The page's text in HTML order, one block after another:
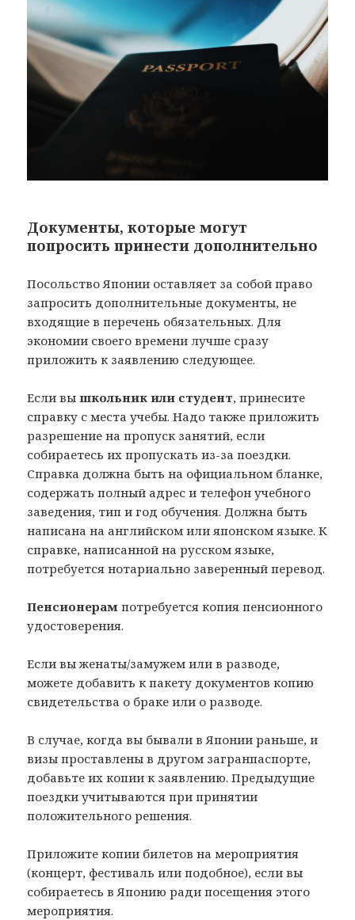
Документы, которые могут
попросить принести дополнительно
Посольство Японии оставляет за собой право
запросить дополнительные документы, не
входящие в перечень обязательных. Для
экономии своего времени лучше сразу
приложить к заявлению следующее.
Если вышкольник или студент, принесите
справку с места учебы. Надо также приложить
разрешение на пропуск занятий, если
собираетесь их пропускать из-за поездки.
Справка должна быть на официальном бланке,
содержать полный адрес и телефон учебного
заведения, тип и год обучения. Должна быть
написана на английском или японском языке. К
справке, написанной на русском языке,
потребуется нотариально заверенный перевод.
Пенсионерам потребуется копия пенсионного
удостоверения.
Если вы женаты/замужем или в разводе,
можете добавить к пакету документов копию
свидетельства о браке или о разводе.
В случае, когда вы бывали в Японии раньше, и
визы проставлены в другом загранпаспорте,
добавьте их копии к заявлению. Предыдущие
поездки учитываются при принятии
положительного решения.
Приложите копии билетов на мероприятия
(концерт, фестиваль или подобное), если вы
собираетесь в Японию ради посещения этого
мероприятия.